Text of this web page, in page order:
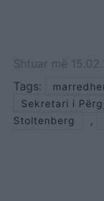
Shtuar më
Tags:
Sekretari i
Stoltenberg
,